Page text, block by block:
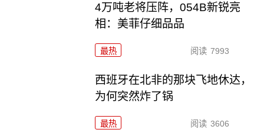
4万吨老将压阵，054B新锐亮
相：美菲仔细品品
最热 阅读 7993
西班牙在北非的那块飞地休达，
为何突然炸了锅
最热 阅读 3606